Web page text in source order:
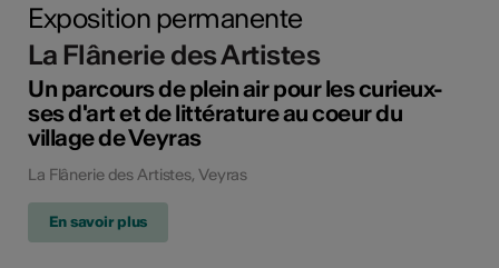
Exposition permanente
La Flânerie des Artistes
Un parcours de plein air pour les curieux-
ses d'art et de littérature au coeur du
village de Veyras
La Flânerie des Artistes, Veyras
En savoir plus